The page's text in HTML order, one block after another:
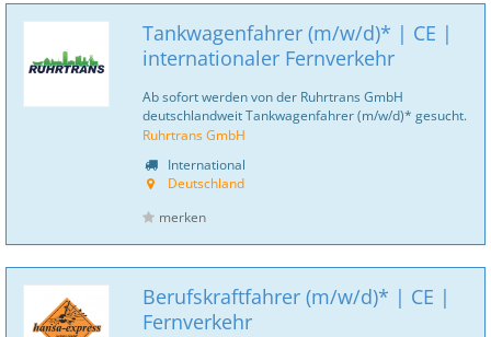
Tankwagenfahrer (m/w/d)* | CE |
internationaler Fernverkehr
Ab sofort werden von der Ruhrtrans GmbH
deutschlandweit Tankwagenfahrer (m/w/d)* gesucht.
Ruhrtrans GmbH
International
Deutschland
merken
Berufskraftfahrer (m/w/d)* | CE |
Fernverkehr